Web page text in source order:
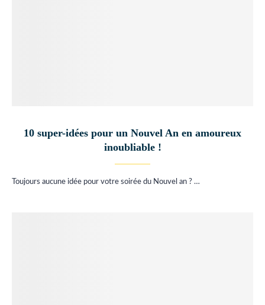
10 super-idées pour un Nouvel An en amoureux
inoubliable !
Toujours aucune idée pour votre soirée du Nouvel an ? …